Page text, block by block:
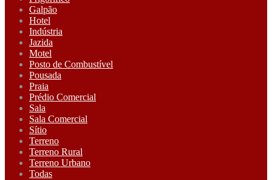
Galpão
Hotel
Indústria
Jazida
Motel
Posto de Combustível
Pousada
Praia
Prédio Comercial
Sala
Sala Comercial
Sítio
Terreno
Terreno Rural
Terreno Urbano
Todas